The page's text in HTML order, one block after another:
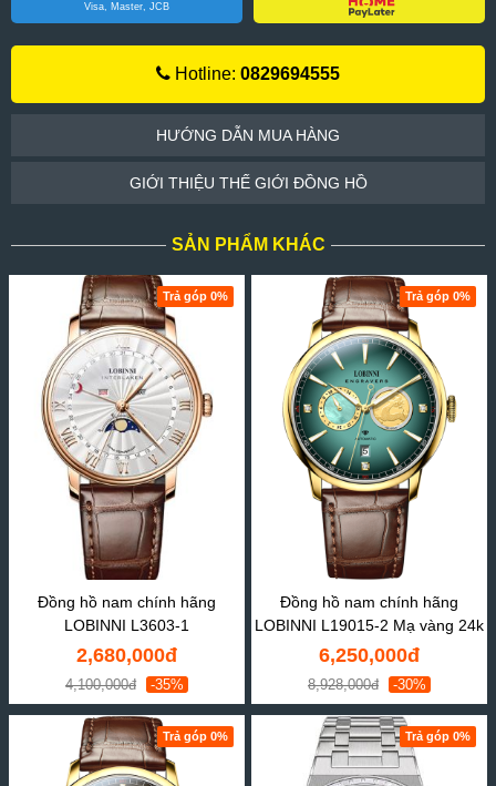
Visa, Master, JCB
Hotline: 0829694555
HƯỚNG DẪN MUA HÀNG
GIỚI THIỆU THẾ GIỚI ĐỒNG HỒ
SẢN PHẨM KHÁC
Trả góp 0%
Đồng hồ nam chính hãng
LOBINNI L3603-1
2,680,000đ
4,100,000đ -35%
Trả góp 0%
Đồng hồ nam chính hãng
LOBINNI L19015-2 Mạ vàng 24k
6,250,000đ
8,928,000đ -30%
Trả góp 0% Trả góp 0%